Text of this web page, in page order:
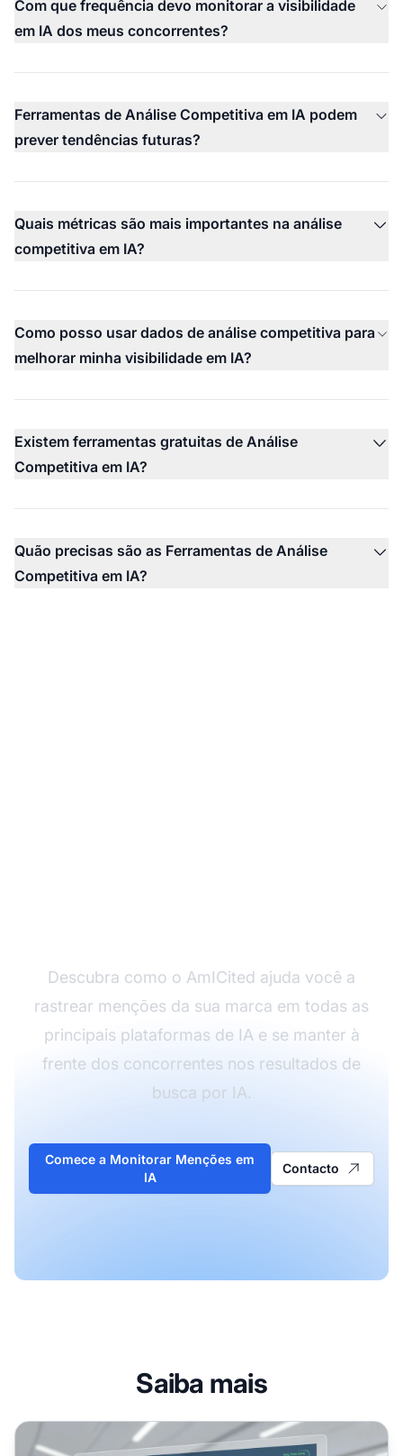
Com que frequência devo monitorar a visibilidade
em IA dos meus concorrentes?
Ferramentas de Análise Competitiva em IA podem
prever tendências futuras?
Quais métricas são mais importantes na análise
competitiva em IA?
Como posso usar dados de análise competitiva para
melhorar minha visibilidade em IA?
Existem ferramentas gratuitas de Análise
Competitiva em IA?
Quão precisas são as Ferramentas de Análise
Competitiva em IA?
Descubra como o AmICited ajuda você a
rastrear menções da sua marca em todas as
principais plataformas de IA e se manter à
frente dos concorrentes nos resultados de
busca por IA.
Comece a Monitorar Menções em
IA
Contacto
Saiba mais
Analisando a Visibilidade de IA dos Concorrentes: